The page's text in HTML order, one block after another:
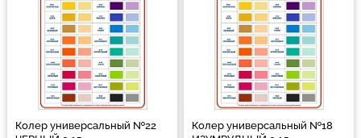
Колер универсальный №22
Колер универсальный №18